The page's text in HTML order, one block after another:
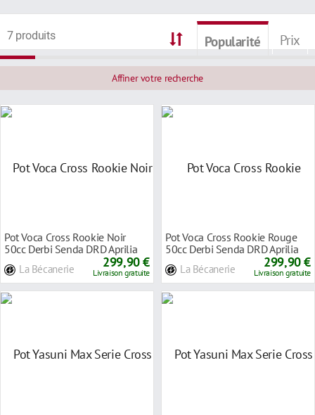
7 produits Popularité Prix
Affiner votre recherche
Pot Voca Cross Rookie Noir
50cc Derbi Senda DRD Aprilia
La Bécanerie 299,90 €
Livraison gratuite
Pot Voca Cross Rookie Rouge
50cc Derbi Senda DRD Aprilia
La Bécanerie 299,90 €
Livraison gratuite